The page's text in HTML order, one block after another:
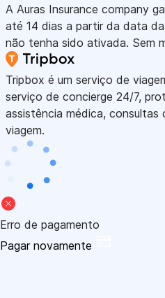
A Auras Insurance company
até 14 dias a partir da data
não tenha sido ativada. Sem
Tripbox é um serviço de
serviço de concierge 24/7,
assistência médica, consultas
viagem.
Erro de pagamento
Pagar novamente